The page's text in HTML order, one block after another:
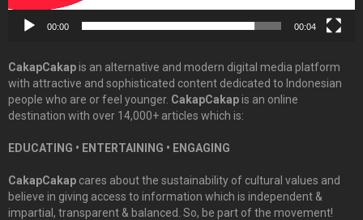
00:00 00:04
CakapCakapis an alternative and modern digital media platform
with attractive and sophisticated content dedicated to Indonesian
people who are or feel younger. CakapCakapis an online
destination with over 14,000+ articles which is:
EDUCATING • ENTERTAINING • ENGAGING
CakapCakap cares about the sustainability of cultural values and
believe in giving access to information which is independent &
impartial, transparent & balanced. So, be part of the movement!